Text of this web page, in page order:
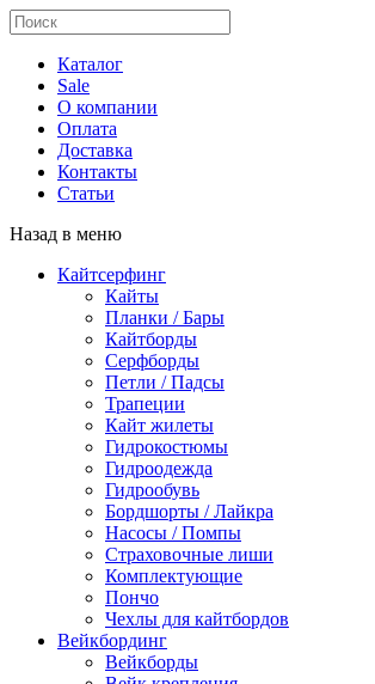
Каталог
Sale
О компании
Оплата
Доставка
Контакты
Статьи
Назад в меню
Кайтсерфинг
Кайты
Планки / Бары
Кайтборды
Серфборды
Петли / Падсы
Трапеции
Кайт жилеты
Гидрокостюмы
Гидроодежда
Гидрообувь
Бордшорты / Лайкра
Насосы / Помпы
Страховочные лиши
Комплектующие
Пончо
Чехлы для кайтбордов
Вейкбординг
Вейкборды